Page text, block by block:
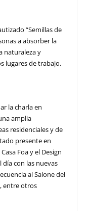
“Semillas de
a absorber la
naturaleza y
lugares de trabajo.
la charla en
amplia
residenciales y de
presente en
Foa y el Design
día con las nuevas
al Salone del
entre otros